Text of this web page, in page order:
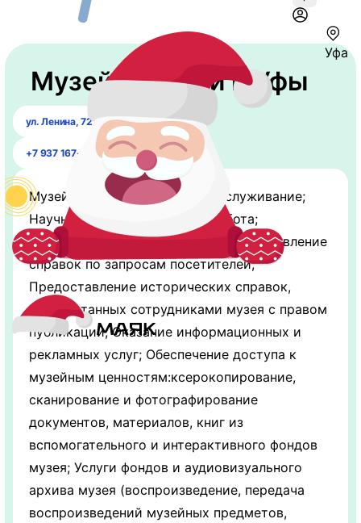
Уфа
Музей истории г. Уфы
ул. ​Ленина, 72.
+7 937 167-07-50
Музейное и экскурсионное обслуживание;
Научно-исследовательская работа;
Консультации и составление, предоставление
справок по запросам посетителей;
Предоставление исторических справок,
разработанных сотрудниками музея с правом
публикации; Оказание информационных и
рекламных услуг; Обеспечение доступа к
музейным ценностям:ксерокопирование,
сканирование и фотографирование
документов, материалов, книг из
вспомогательного и интерактивного фондов
музея; Услуги фондов и аудиовизуального
архива музея (воспроизведение, передача
воспроизведений музейных предметов,